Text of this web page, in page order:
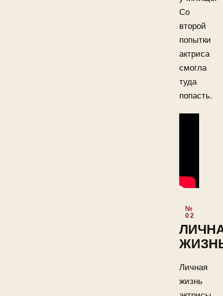
Со
второй
попытки
актриса
смогла
туда
попасть.
Личная
жизнь